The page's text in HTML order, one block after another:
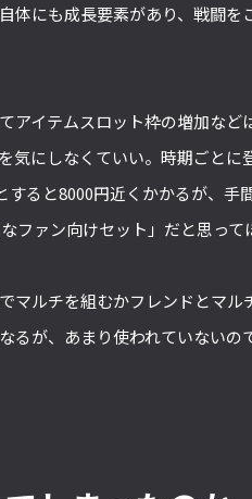
体にも成長要素があり、戦闘を
アイテムスロット枠の増加など
気にしなくていい。時期ごとに
ると8000円近くかかるが、手
ファン向けセット」だと思って
マルチを組むかフレンドとマル
るが、あまり使われていないの